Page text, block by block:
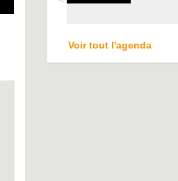
Voir tout l'agenda